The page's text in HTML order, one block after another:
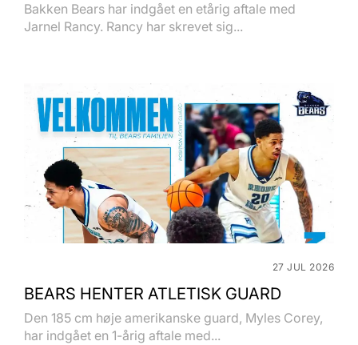
Bakken Bears har indgået en etårig aftale med
Jarnel Rancy. Rancy har skrevet sig...
27 JUL 2026
BEARS HENTER ATLETISK GUARD
Den 185 cm høje amerikanske guard, Myles Corey,
har indgået en 1-årig aftale med...